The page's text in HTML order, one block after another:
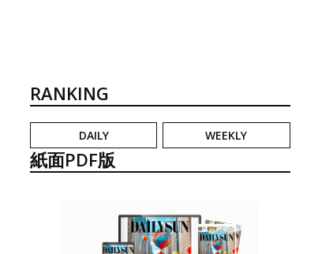
RANKING
DAILY WEEKLY
紙面PDF版